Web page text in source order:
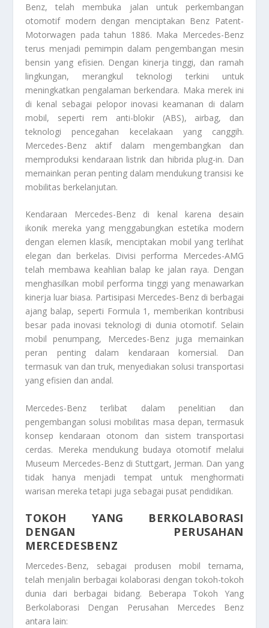
Benz, telah membuka jalan untuk perkembangan
otomotif modern dengan menciptakan Benz Patent-
Motorwagen pada tahun 1886. Maka Mercedes-Benz
terus menjadi pemimpin dalam pengembangan mesin
bensin yang efisien. Dengan kinerja tinggi, dan ramah
lingkungan, merangkul teknologi terkini untuk
meningkatkan pengalaman berkendara. Maka merek ini
di kenal sebagai pelopor inovasi keamanan di dalam
mobil, seperti rem anti-blokir (ABS), airbag, dan
teknologi pencegahan kecelakaan yang canggih.
Mercedes-Benz aktif dalam mengembangkan dan
memproduksi kendaraan listrik dan hibrida plug-in. Dan
memainkan peran penting dalam mendukung transisi ke
mobilitas berkelanjutan.
Kendaraan Mercedes-Benz di kenal karena desain
ikonik mereka yang menggabungkan estetika modern
dengan elemen klasik, menciptakan mobil yang terlihat
elegan dan berkelas. Divisi performa Mercedes-AMG
telah membawa keahlian balap ke jalan raya. Dengan
menghasilkan mobil performa tinggi yang menawarkan
kinerja luar biasa. Partisipasi Mercedes-Benz di berbagai
ajang balap, seperti Formula 1, memberikan kontribusi
besar pada inovasi teknologi di dunia otomotif. Selain
mobil penumpang, Mercedes-Benz juga memainkan
peran penting dalam kendaraan komersial. Dan
termasuk van dan truk, menyediakan solusi transportasi
yang efisien dan andal.
Mercedes-Benz terlibat dalam penelitian dan
pengembangan solusi mobilitas masa depan, termasuk
konsep kendaraan otonom dan sistem transportasi
cerdas. Mereka mendukung budaya otomotif melalui
Museum Mercedes-Benz di Stuttgart, Jerman. Dan yang
tidak hanya menjadi tempat untuk menghormati
warisan mereka tetapi juga sebagai pusat pendidikan.
TOKOH YANG BERKOLABORASI
DENGAN PERUSAHAN
MERCEDESBENZ
Mercedes-Benz, sebagai produsen mobil ternama,
telah menjalin berbagai kolaborasi dengan tokoh-tokoh
dunia dari berbagai bidang. Beberapa Tokoh Yang
Berkolaborasi Dengan Perusahan Mercedes Benz
antara lain: